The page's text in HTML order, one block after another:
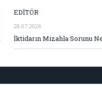
EDİTÖR
28.07.2026
İktidarın Mizahla Sorunu